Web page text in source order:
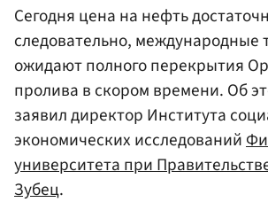
Сегодня цена на нефть
следовательно, международные
ожидают полного перекрытия
пролива в скором времени. Об
заявил директор Института
экономических исследований
университета при
Зубец.